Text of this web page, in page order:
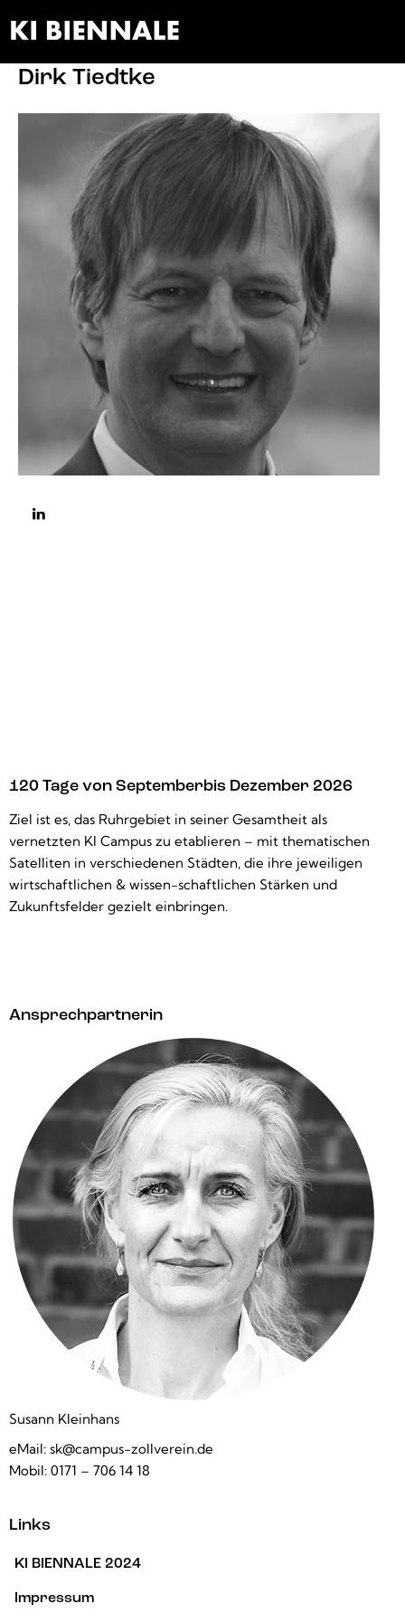
Dirk Tiedtke
120 Tage von Septemberbis Dezember 2026
Ziel ist es, das Ruhrgebiet in seiner Gesamtheit als
vernetzten KI Campus zu etablieren – mit thematischen
Satelliten in verschiedenen Städten, die ihre jeweiligen
wirtschaftlichen & wissen-schaftlichen Stärken und
Zukunftsfelder gezielt einbringen.
Ansprechpartnerin
Susann Kleinhans
eMail: sk@campus-zollverein.de
Mobil: 0171 – 706 14 18
Links
KI BIENNALE 2024
Impressum